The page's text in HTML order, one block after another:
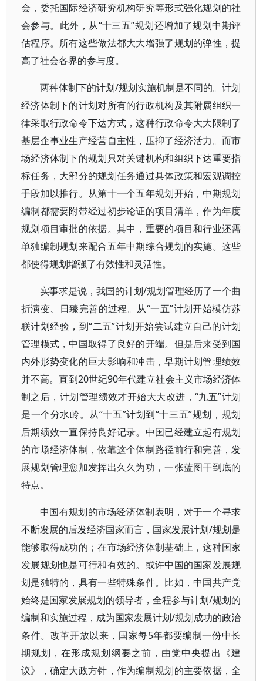
会，委托国际经济研究机构研究等形式强化规划的社
会参与。此外，从“十三五”规划还增加了规划中期评
估程序。所有这些做法都大大增强了规划的弹性，提
高了社会各界的参与度。
两种体制下的计划/规划实施机制是不同的。计划
经济体制下的计划对所有的行政机构及其附属组织一
律采取行政命令下达方式，这种行政命令大大限制了
基层企事业生产经营自主性，压抑了经济活力。而市
场经济体制下的规划只对关键机构和组织下达重要指
标任务，大部分的规划任务通过具体政策和宏观调控
手段加以推行。从第十一个五年规划开始，中期规划
编制都需要附带经过初步论证的项目清单，作为年度
规划项目审批的依据。其中，重要的项目和行业还需
单独编制规划来配合五年中期综合规划的实施。这些
都使得规划增强了有效性和灵活性。
实事求是说，我国的计划/规划管理经历了一个曲
折演变、日臻完善的过程。从“一五”计划开始模仿苏
联计划经验，到“二五”计划开始尝试建立自己的计划
管理模式，中国取得了良好的开端。但是后来受到国
内外形势变化的巨大影响和冲击，早期计划管理绩效
并不高。直到20世纪90年代建立社会主义市场经济体
制之后，计划管理绩效才开始大大改进，“九五”计划
是一个分水岭。从“十五”计划到“十三五”规划，规划
后期绩效一直保持良好记录。中国已经建立起有规划
的市场经济体制，依靠这个体制路径前行和完善，发
展规划管理愈加发挥出久久为功，一张蓝图干到底的
特点。
中国有规划的市场经济体制表明，对于一个寻求
不断发展的后发经济国家而言，国家发展计划/规划是
能够取得成功的；在市场经济体制基础上，这种国家
发展规划也是可行和有效的。或许中国的国家发展规
划是独特的，具有一些特殊条件。比如，中国共产党
始终是国家发展规划的领导者，全程参与计划/规划的
编制和实施过程，成为国家发展计划/规划成功的政治
条件。改革开放以来，国家每5年都要编制一份中长
期规划，在形成规划纲要之前，由党中央提出《建
议》，确定大政方针，作为编制规划的主要依据，全